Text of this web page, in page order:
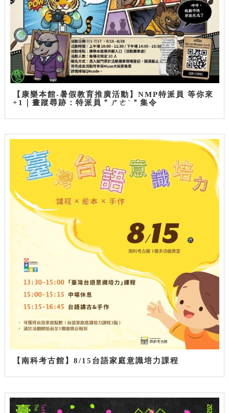
【康樂本館-暑假教育推廣活動】NMP特派員 等你來
+1｜畫蹤尋跡：特派員＂ㄕㄜˋ＂集令
【南科考古館】8/15台語家庭意識培力課程